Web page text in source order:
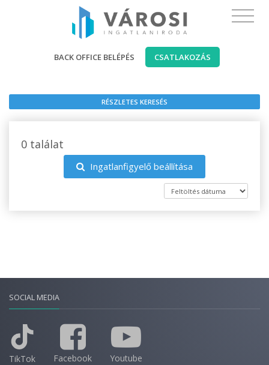
BACK OFFICE BELÉPÉS CSATLAKOZÁS
RÉSZLETES KERESÉS
0 találat
Ingatlanfigyelő beállítása
SOCIAL MEDIA
TikTok Facebook Youtube